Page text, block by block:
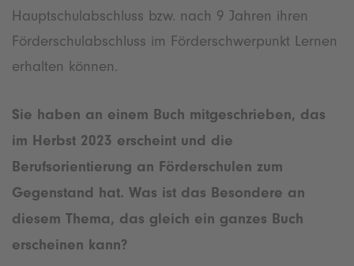
Hauptschulabschluss bzw. nach 9 Jahren ihren
Förderschulabschluss im Förderschwerpunkt Lernen
erhalten können.
Sie haben an einem Buch mitgeschrieben, das
im Herbst 2023 erscheint und die
Berufsorientierung an Förderschulen zum
Gegenstand hat. Was ist das Besondere an
diesem Thema, das gleich ein ganzes Buch
erscheinen kann?